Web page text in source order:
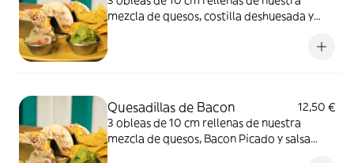
mezcla de quesos, costilla deshuesada y
Quesadillas de Bacon
12,50 €
3 obleas de 10 cm rellenas de nuestra
mezcla de quesos, Bacon Picado y salsa